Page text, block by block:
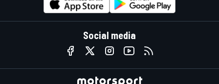
Social media